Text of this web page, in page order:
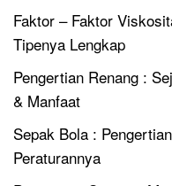
Faktor – Faktor
Tipenya Lengkap
Pengertian Renang :
& Manfaat
Sepak Bola :
Peraturannya